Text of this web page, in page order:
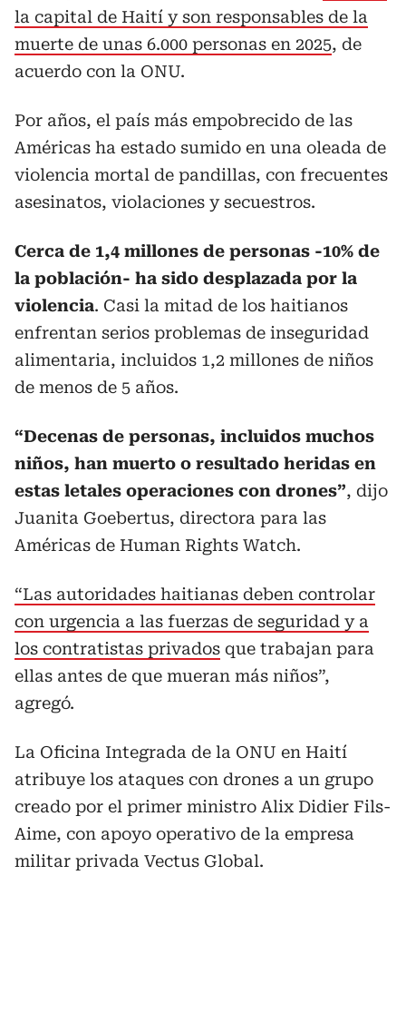
la capital de Haití y son responsables de la
muerte de unas 6.000 personas en 2025, de
acuerdo con la ONU.
Por años, el país más empobrecido de las
Américas ha estado sumido en una oleada de
violencia mortal de pandillas, con frecuentes
asesinatos, violaciones y secuestros.
Cerca de 1,4 millones de personas -10% de
la población- ha sido desplazada por la
violencia. Casi la mitad de los haitianos
enfrentan serios problemas de inseguridad
alimentaria, incluidos 1,2 millones de niños
de menos de 5 años.
“Decenas de personas, incluidos muchos
niños, han muerto o resultado heridas en
estas letales operaciones con drones”, dijo
Juanita Goebertus, directora para las
Américas de Human Rights Watch.
“Las autoridades haitianas deben controlar
con urgencia a las fuerzas de seguridad y a
los contratistas privados que trabajan para
ellas antes de que mueran más niños”,
agregó.
La Oficina Integrada de la ONU en Haití
atribuye los ataques con drones a un grupo
creado por el primer ministro Alix Didier Fils-
Aime, con apoyo operativo de la empresa
militar privada Vectus Global.